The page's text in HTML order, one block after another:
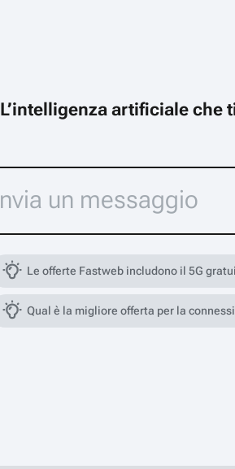
L’intelligenza artificiale che
Le offerte Fastweb includono il 5G
Qual è la migliore offerta per la